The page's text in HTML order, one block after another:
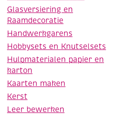
Glasversiering en
Raamdecoratie
Handwerkgarens
Hobbysets en Knutselsets
Hulpmaterialen papier en
karton
Kaarten maken
Kerst
Leer bewerken